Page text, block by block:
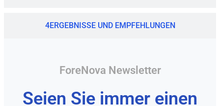
4ERGEBNISSE UND EMPFEHLUNGEN
ForeNova Newsletter
Seien Sie immer einen